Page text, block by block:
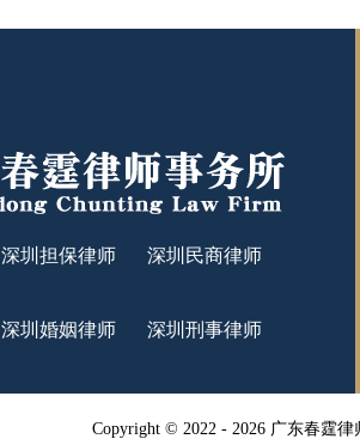
深圳担保律师 深圳民商律师
深圳婚姻律师 深圳刑事律师
Copyright © 2022 - 2026 广东春霆